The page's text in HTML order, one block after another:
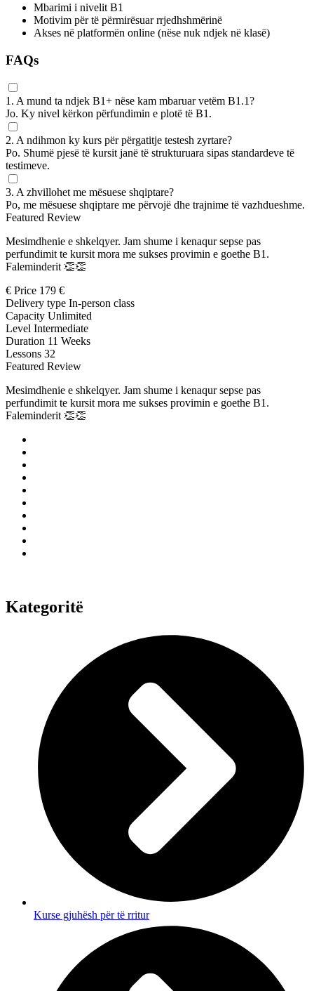
Mbarimi i nivelit B1
Motivim për të përmirësuar rrjedhshmërinë
Akses në platformën online (nëse nuk ndjek në klasë)
FAQs
1. A mund ta ndjek B1+ nëse kam mbaruar vetëm B1.1?
Jo. Ky nivel kërkon përfundimin e plotë të B1.
2. A ndihmon ky kurs për përgatitje testesh zyrtare?
Po. Shumë pjesë të kursit janë të strukturuara sipas standardeve të
testimeve.
3. A zhvillohet me mësuese shqiptare?
Po, me mësuese shqiptare me përvojë dhe trajnime të vazhdueshme.
Featured Review
Mesimdhenie e shkelqyer. Jam shume i kenaqur sepse pas
perfundimit te kursit mora me sukses provimin e goethe B1.
Faleminderit 👏👏
€ Price 179 €
Delivery type In-person class
Capacity Unlimited
Level Intermediate
Duration 11 Weeks
Lessons 32
Featured Review
Mesimdhenie e shkelqyer. Jam shume i kenaqur sepse pas
perfundimit te kursit mora me sukses provimin e goethe B1.
Faleminderit 👏👏
Kategoritë
Kurse gjuhësh për të rritur